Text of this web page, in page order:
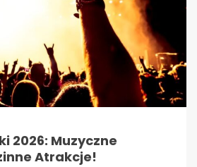
2026: Muzyczne
Atrakcje!